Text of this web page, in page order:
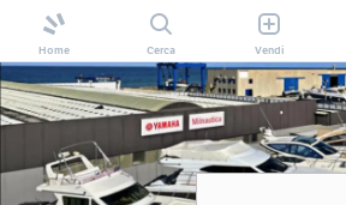
Home Cerca Vendi